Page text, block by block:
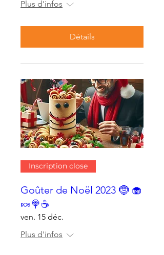
Plus d'infos
Détails
Inscription close
Goûter de Noël 2023 🤶 🧁
🍬🍭☕
ven. 15 déc.
Plus d'infos